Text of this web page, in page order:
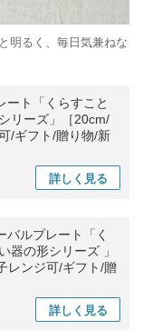
明るく、毎日気兼ねな
ート「くらすこと
リーズ」［20cm/
/ギフト/贈り物/新
詳しく 見る
バルプレート「く
器の形シリーズ 」
レンジ可/ギフト/贈
詳しく 見る